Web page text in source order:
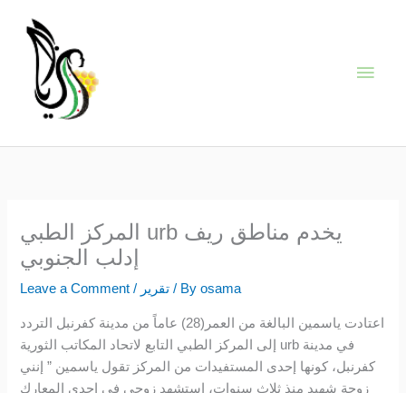
content
المركز الطبي urb يخدم مناطق ريف
إدلب الجنوبي
Leave a Comment / تقرير / Byosama
اعتادت ياسمين البالغة من العمر(28) عاماً من مدينة كفرنبل التردد
إلى المركز الطبي التابع لاتحاد المكاتب الثورية urb في مدينة
كفرنبل، كونها إحدى المستفيدات من المركز تقول ياسمين ” إنني
زوجة شهيد منذ ثلاث سنوات، استشهد زوجي في إحدى المعارك